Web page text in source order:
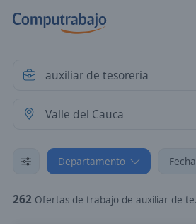
Departamento Fecha
262 Ofertas de trabajo de auxiliar de tesoreria en Valle del Cauca